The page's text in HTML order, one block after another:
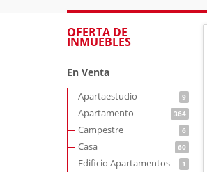
OFERTA DE
INMUEBLES
En Venta
Apartaestudio 9
Apartamento 364
Campestre 6
Casa 60
Edificio Apartamentos 1